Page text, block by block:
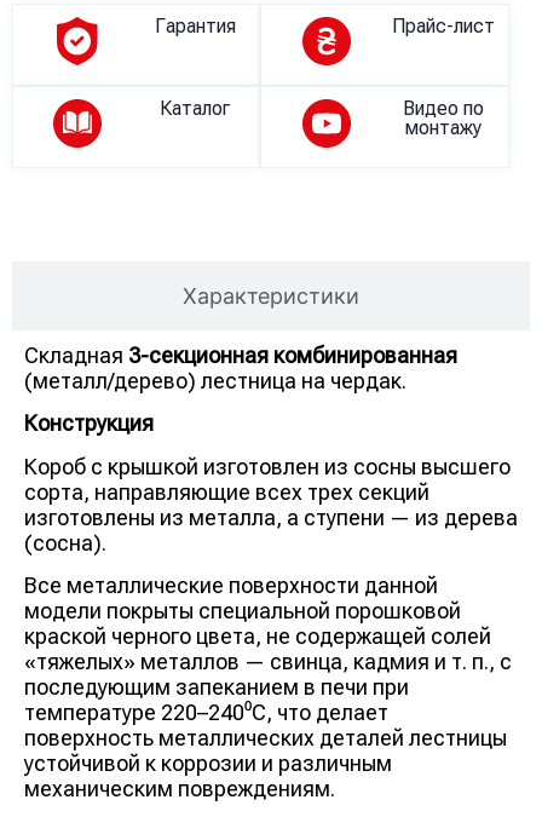
Гарантия Прайс-лист
Каталог
Видео по
монтажу
Характеристики
Складная 3-секционная комбинированная
(металл/дерево) лестница на чердак.
Конструкция
Короб с крышкой изготовлен из сосны высшего
сорта, направляющие всех трех секций
изготовлены из металла, а ступени — из дерева
(сосна).
Все металлические поверхности данной
модели покрыты специальной порошковой
краской черного цвета, не содержащей солей
«тяжелых» металлов — свинца, кадмия и т. п., с
последующим запеканием в печи при
температуре 220–240⁰С, что делает
поверхность металлических деталей лестницы
устойчивой к коррозии и различным
механическим повреждениям.